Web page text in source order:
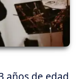
años de edad